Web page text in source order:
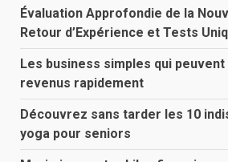
Évaluation Approfondie de la
Retour d’Expérience et Tests
Les business simples qui
revenus rapidement
Découvrez sans tarder les 10
yoga pour seniors